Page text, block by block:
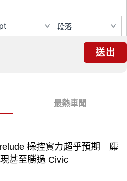
段落
送出
最熱車聞
操控實力超乎預期 麋
甚至勝過 Civic